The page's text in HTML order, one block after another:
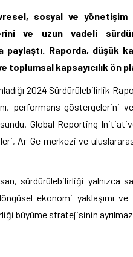
sosyal ve yönetişim
ve uzun vadeli
paylaştı. Raporda, düşük
toplumsal kapsayıcılık ön
2024 Sürdürülebilirlik
performans göstergelerini
Global Reporting
Ar-Ge merkezi ve
sürdürülebilirliği yalnızca
döngüsel ekonomi yaklaşımı
büyüme stratejisinin ayrılmaz